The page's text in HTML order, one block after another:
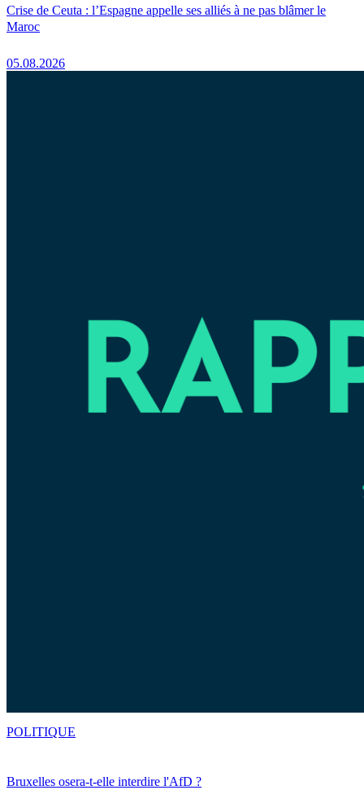
Crise de Ceuta : l’Espagne appelle ses alliés à ne pas blâmer le
Maroc
05.08.2026
Bruxelles osera-t-elle interdire l'AfD ?
POLITIQUE